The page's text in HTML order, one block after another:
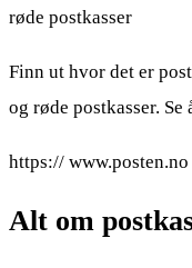
røde postkasser
Finn ut hvor det er
og røde postkasser.
https:// www.posten.no
Alt om